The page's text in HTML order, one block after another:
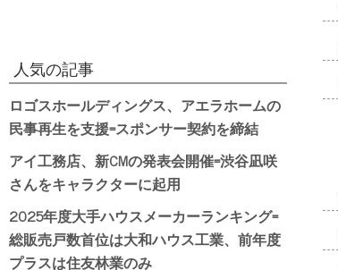
人気の記事
ロゴスホールディングス、アエラホームの
民事再生を支援=スポンサー契約を締結
アイ工務店、新CMの発表会開催=渋谷凪咲
さんをキャラクターに起用
2025年度大手ハウスメーカーランキング=
総販売戸数首位は大和ハウス工業、前年度
プラスは住友林業のみ